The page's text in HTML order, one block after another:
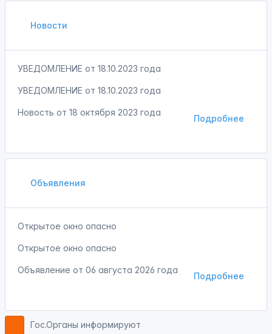
Новости
УВЕДОМЛЕНИЕ от 18.10.2023 года
УВЕДОМЛЕНИЕ от 18.10.2023 года
Подробнее
Новость от 18 октября 2023 года
Объявления
Открытое окно опасно
Открытое окно опасно
Подробнее
Объявление от 06 августа 2026 года
Гос.Органы информируют